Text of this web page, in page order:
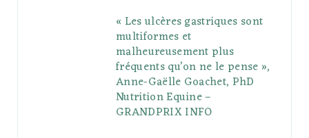
« Les ulcères gastriques sont
multiformes et
malheureusement plus
fréquents qu’on ne le pense »,
Anne-Gaëlle Goachet, PhD
Nutrition Equine –
GRANDPRIX INFO